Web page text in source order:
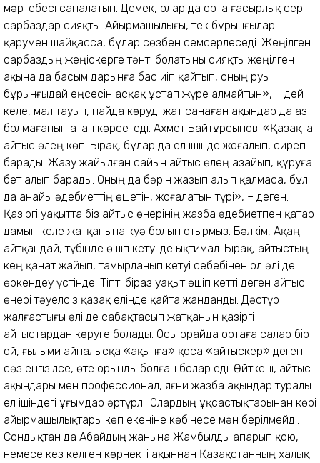
мәртебесі саналатын. Демек, олар да орта ғасырлық сері
сарбаздар сияқты. Айырмашылығы, тек бұрынғылар
қарумен шайқасса, бұлар сөзбен семсерлеседі. Жеңілген
сарбаздың жеңіскерге тәнті болатыны сияқты жеңілген
ақына да басым дарынға бас иіп қайтып, оның руы
бұрынғыдай еңсесін асқақ ұстап жүре алмайтын», – дей
келе, мал тауып, пайда көруді жат санаған ақындар да аз
болмағанын атап көрсетеді. Ахмет Байтұрсынов: «Қазақта
айтыс өлең көп. Бірақ, бұлар да ел ішінде жоғалып, сиреп
барады. Жазу жайылған сайын айтыс өлең азайып, құруға
бет алып барады. Оның да бәрін жазып алып қалмаса, бұл
да анайы әдебиеттің өшетін, жоғалатын түрі», – деген.
Қазіргі уақытта біз айтыс өнерінің жазба әдебиетпен қатар
дамып келе жатқанына куә болып отырмыз. Бәлкім, Ақаң
айтқандай, түбінде өшіп кетуі де ықтимал. Бірақ, айтыстың
кең қанат жайып, тамырланып кетуі себебінен ол әлі де
өркендеу үстінде. Тіпті біраз уақыт өшіп кетті деген айтыс
өнері тәуелсіз қазақ елінде қайта жанданды. Дәстүр
жалғастығы әлі де сабақтасып жатқанын қазіргі
айтыстардан көруге болады. Осы орайда ортаға салар бір
ой, ғылыми айналысқа «ақынға» қоса «айтыскер» деген
сөз енгізілсе, өте орынды болған болар еді. Өйткені, айтыс
ақындары мен профессионал, яғни жазба ақындар туралы
ел ішіндегі ұғымдар әртүрлі. Олардың ұқсастықтарынан көрі
айырмашылықтары көп екеніне көбінесе мән берілмейді.
Сондықтан да Абайдың жанына Жамбылды апарып қою,
немесе кез келген көрнекті ақыннан Қазақстанның халық